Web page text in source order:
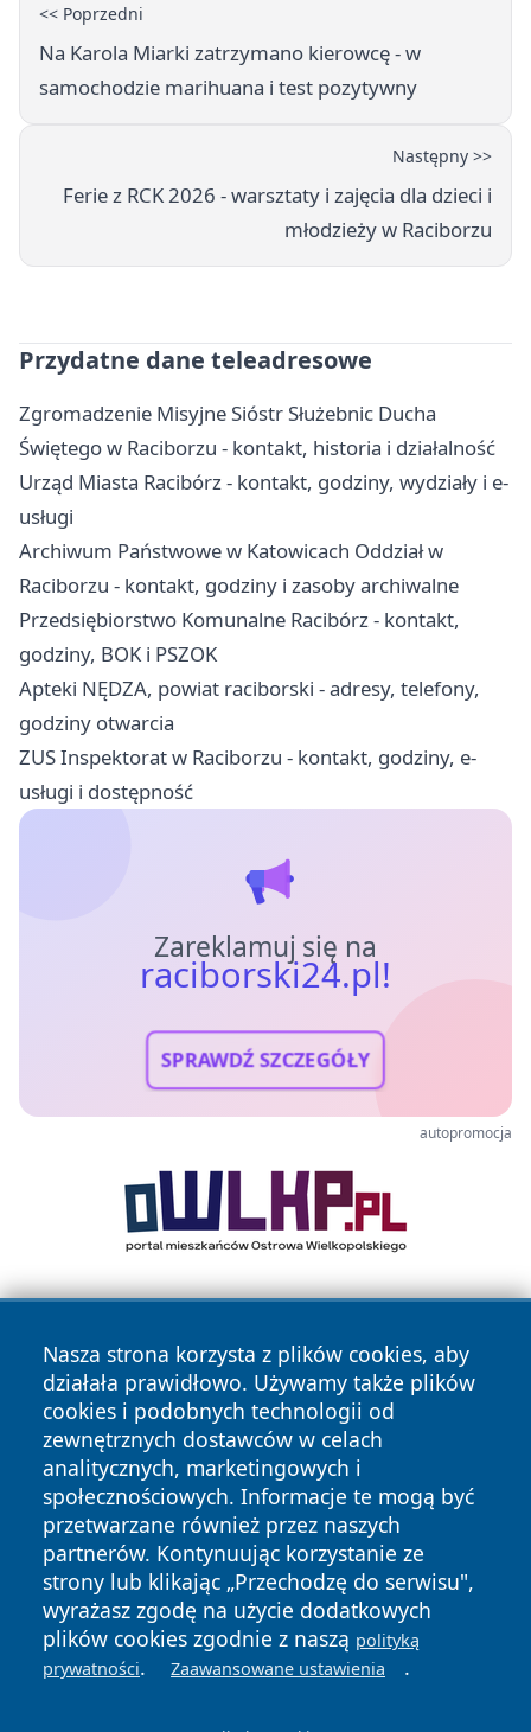
<< Poprzedni
Na Karola Miarki zatrzymano kierowcę - w
samochodzie marihuana i test pozytywny
Następny >>
Ferie z RCK 2026 - warsztaty i zajęcia dla dzieci i
młodzieży w Raciborzu
Przydatne dane teleadresowe
Zgromadzenie Misyjne Sióstr Służebnic Ducha
Świętego w Raciborzu - kontakt, historia i działalność
Urząd Miasta Racibórz - kontakt, godziny, wydziały i e-
usługi
Archiwum Państwowe w Katowicach Oddział w
Raciborzu - kontakt, godziny i zasoby archiwalne
Przedsiębiorstwo Komunalne Racibórz - kontakt,
godziny, BOK i PSZOK
Apteki NĘDZA, powiat raciborski - adresy, telefony,
godziny otwarcia
ZUS Inspektorat w Raciborzu - kontakt, godziny, e-
usługi i dostępność
Zareklamuj się na
raciborski24.pl!
SPRAWDŹ SZCZEGÓŁY
autopromocja
Nasza strona korzysta z plików cookies, aby
działała prawidłowo. Używamy także plików
cookies i podobnych technologii od
zewnętrznych dostawców w celach
analitycznych, marketingowych i
społecznościowych. Informacje te mogą być
przetwarzane również przez naszych
partnerów. Kontynuując korzystanie ze
strony lub klikając „Przechodzę do serwisu",
wyrażasz zgodę na użycie dodatkowych
plików cookies zgodnie z naszą polityką
prywatności. Zaawansowane ustawienia .
Copyright © 2026 raciborski24.pl Wszystkie prawa
zastrzeżone.
News Autorzy
Polityka
Prywatności
Polityka
Cookies